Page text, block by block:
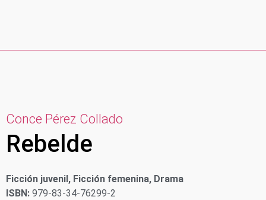
Conce Pérez Collado
Rebelde
Ficción juvenil, Ficción femenina, Drama
ISBN: 979-83-34-76299-2